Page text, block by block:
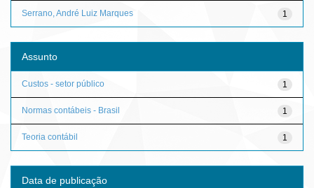
1
Serrano, André Luiz Marques
Assunto
1
Custos - setor público
1
Normas contábeis - Brasil
1
Teoria contábil
Data de publicação